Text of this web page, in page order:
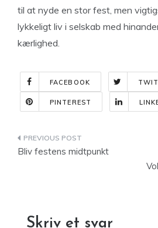
til at nyde en stor fest, men
lykkeligt liv i selskab med
kærlighed.
FACEBOOK
PINTEREST
Indlægsnavigation
Bliv festens midtpunkt
Skriv et svar